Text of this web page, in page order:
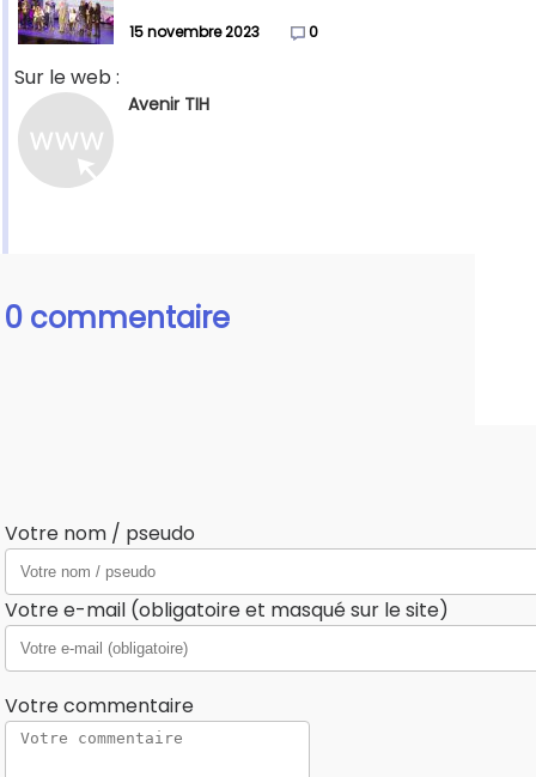
15 novembre 2023 0
Sur le web :
Avenir TIH
0 commentaire
Votre nom / pseudo
Votre e-mail (obligatoire et masqué sur le site)
Votre commentaire